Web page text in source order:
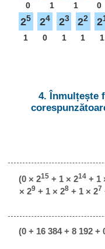
0 1 1 0
25
1
24
0
23
1
22
1
2
1
4. Înmulțește
(0 × 215+ 1 × 214+ 1
× 29+ 1 × 28+ 1 × 27
(0 + 16 384 + 8 192 +